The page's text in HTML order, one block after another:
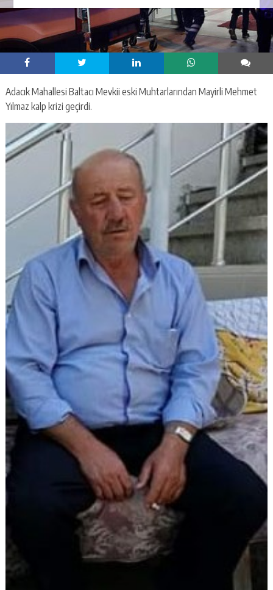
Adacık Mahallesi Baltacı Mevkii eski Muhtarlarından Mayirli Mehmet
Yılmaz kalp krizi geçirdi.